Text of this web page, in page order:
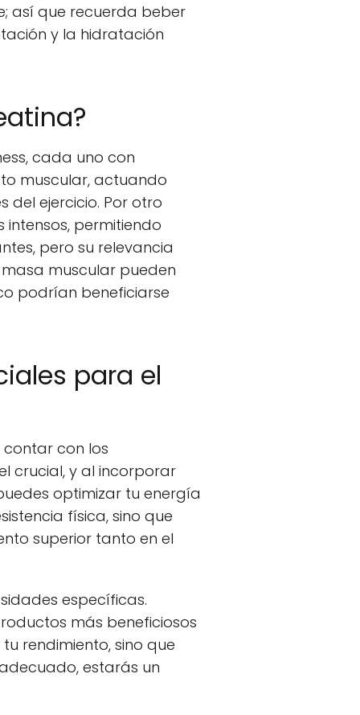
así que recuerda beber
y la hidratación
cada uno con
muscular, actuando
ejercicio. Por otro
permitiendo
pero su relevancia
muscular pueden
podrían beneficiarse
para el
con los
crucial, y al incorporar
optimizar tu energía
física, sino que
superior tanto en el
específicas.
más beneficiosos
rendimiento, sino que
estarás un